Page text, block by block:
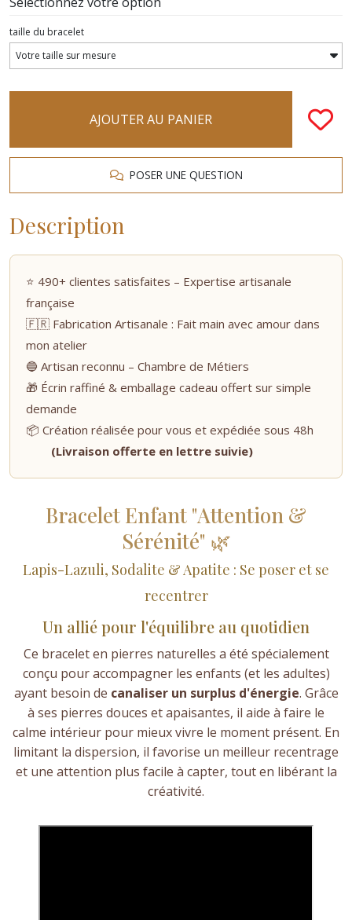
taille du bracelet
AJOUTER AU PANIER
POSER UNE QUESTION
Description
⭐ 490+ clientes satisfaites – Expertise artisanale
française
🇫🇷 Fabrication Artisanale : Fait main avec amour dans
mon atelier
🔵 Artisan reconnu – Chambre de Métiers
🎁 Écrin raffiné & emballage cadeau offert sur simple
demande
📦 Création réalisée pour vous et expédiée sous 48h
(Livraison offerte en lettre suivie)
Bracelet Enfant "Attention &
Sérénité" 🌿
Lapis-Lazuli, Sodalite & Apatite : Se poser et se
recentrer
Un allié pour l'équilibre au quotidien
Ce bracelet en pierres naturelles a été spécialement
conçu pour accompagner les enfants (et les adultes)
ayant besoin de canaliser un surplus d'énergie. Grâce
à ses pierres douces et apaisantes, il aide à faire le
calme intérieur pour mieux vivre le moment présent. En
limitant la dispersion, il favorise un meilleur recentrage
et une attention plus facile à capter, tout en libérant la
créativité.